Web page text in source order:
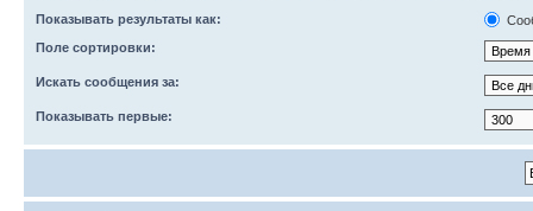
Показывать результаты как:
Поле сортировки:
Искать сообщения за:
Показывать первые: